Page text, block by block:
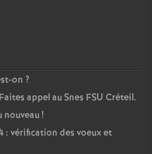
on ?
appel au Snes FSU Créteil.
nouveau!
: vérification des voeux et